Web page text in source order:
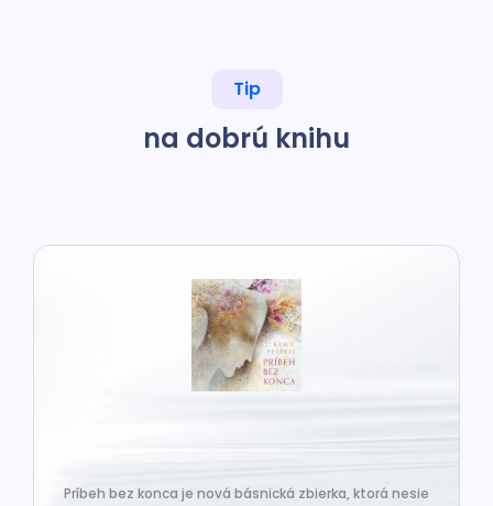
Tip
na dobrú knihu
Príbeh bez konca je nová básnická zbierka, ktorá nesie